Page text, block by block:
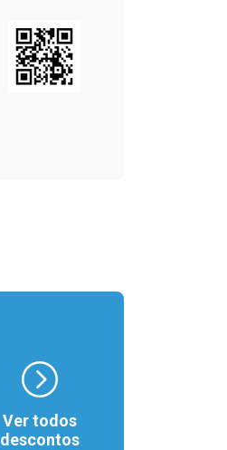
Ver todos
descontos